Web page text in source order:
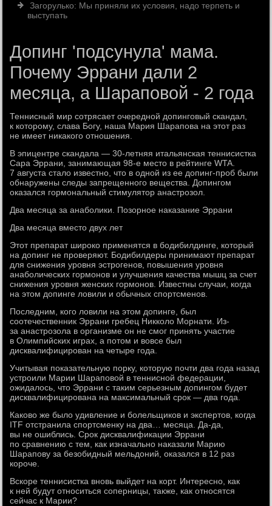
Загорулько: Мы приняли их условия, надо терпеть и
выступать
Допинг 'подсунула' мама.
Почему Эррани дали 2
месяца, а Шараповой - 2 года
Теннисный мир сотрясает очередной допинговый скандал,
к которому, слава Богу, наша Мария Шарапова на этот раз
не имеет никакого отношения.
В эпицентре скандала — 30-летняя итальянская теннисистка
Сара Эррани, занимающая 98-е место в рейтинге WTA.
7 августа стало известно, что в одной из ее допинг-проб были
обнаружены следы запрещенного вещества. Допингом
оказался гормональный стимулятор анастрозол.
Два месяца за анаболики. Позорное наказание Эррани
Два месяца вместо двух лет
Этот препарат широко применятся в бодибилдинге, который
на допинг не проверяют. Бодибилдеры принимают препарат
для снижения уровня эстрогенов, повышения уровня
анаболических гормонов и улучшения качества мышц за счет
снижения уровня женских гормонов. Известны случаи, когда
на этом допинге ловили и обычных спортсменов.
Последним, кого ловили на этом допинге, был
соотечественник Эррани гребец Никколо Морнати. Из-
за анастрозола в организме он не смог принять участие
в Олимпийских играх, а потом и вовсе был
дисквалифицирован на четыре года.
Учитывая показательную порку, которую почти два года назад
устроили Марии Шараповой в теннисной федерации,
ожидалось, что Эррани с таким серьезным допингом будет
дисквалифицирована на максимальный срок — два года.
Каково же было удивление и болельщиков и экспертов, когда
ITF отстранила спортсменку на два… месяца. Да-да,
вы не ошиблись. Срок дисквалификации Эррани
по сравнению с тем, как изначально наказали Марию
Шарапову за безобидный мельдоний, оказался в 12 раз
короче.
Вскоре теннисистка вновь выйдет на корт. Интересно, как
к ней будут относиться соперницы, также, как относятся
сейчас к Марии?